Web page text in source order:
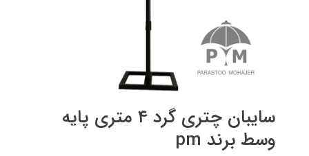
سایبان چتری گرد ۴ متری پایه
وسط برند pm